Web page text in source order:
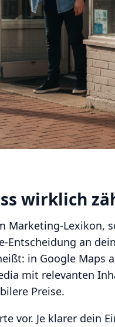
wirklich
Marketing-Lexikon,
Entscheidung an
in Google Maps
mit relevanten
Preise.
vor. Je klarer dein